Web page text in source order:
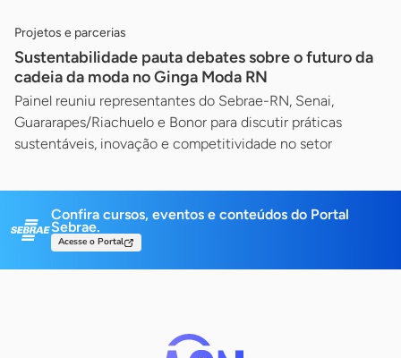
Projetos e parcerias
Sustentabilidade pauta debates sobre o futuro da
cadeia da moda no Ginga Moda RN
Painel reuniu representantes do Sebrae-RN, Senai,
Guararapes/Riachuelo e Bonor para discutir práticas
sustentáveis, inovação e competitividade no setor
Confira cursos, eventos e conteúdos do Portal
Sebrae.
Acesse o Portal